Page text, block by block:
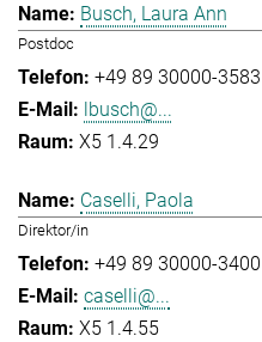
Busch, Laura Ann
Postdoc
+49 89 30000-3583
lbusch@...
X5 1.4.29
Caselli, Paola
Direktor/in
+49 89 30000-3400
caselli@...
X5 1.4.55